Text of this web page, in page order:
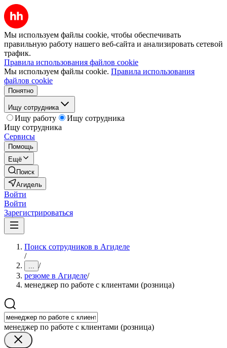
Мы используем файлы cookie, чтобы обеспечивать
правильную работу нашего веб-сайта и анализировать сетевой
трафик.
Правила использования файлов cookie
Мы используем файлы cookie. Правила использования
файлов cookie
Понятно
Ищу сотрудника
Ищу работу
Ищу сотрудника
Ищу сотрудника
Сервисы
Помощь
Ещё
Поиск
Агидель
Войти
Войти
Зарегистрироваться
Поиск сотрудников в Агиделе
/
... /
резюме в Агиделе/
менеджер по работе с клиентами (розница)
менеджер по работе с клиентами (розница)